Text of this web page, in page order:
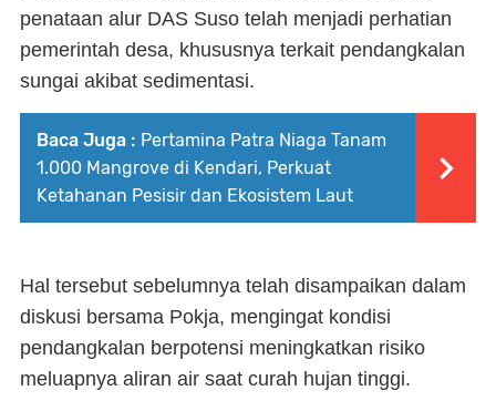
penataan alur DAS Suso telah menjadi perhatian
pemerintah desa, khususnya terkait pendangkalan
sungai akibat sedimentasi.
Baca Juga : Pertamina Patra Niaga Tanam
1.000 Mangrove di Kendari, Perkuat
Ketahanan Pesisir dan Ekosistem Laut
Hal tersebut sebelumnya telah disampaikan dalam
diskusi bersama Pokja, mengingat kondisi
pendangkalan berpotensi meningkatkan risiko
meluapnya aliran air saat curah hujan tinggi.